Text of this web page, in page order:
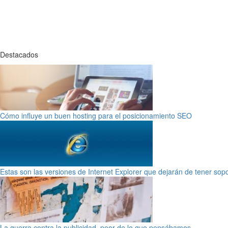
Destacados
Cómo influye un buen hosting para el posicionamiento SEO
Estas son las versiones de Internet Explorer que dejarán de tener